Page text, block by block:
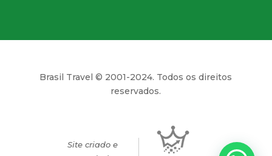
Brasil Travel © 2001-2024. Todos os direitos
reservados.
Site criado e